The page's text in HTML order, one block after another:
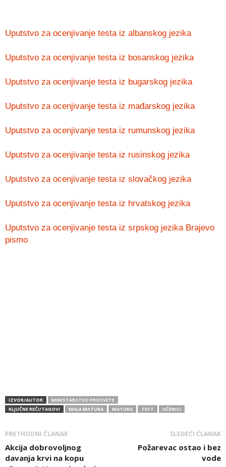
Uputstvo za ocenjivanje testa iz albanskog jezika
Uputstvo za ocenjivanje testa iz bosanskog jezika
Uputstvo za ocenjivanje testa iz bugarskog jezika
Uputstvo za ocenjivanje testa iz mađarskog jezika
Uputstvo za ocenjivanje testa iz rumunskog jezika
Uputstvo za ocenjivanje testa iz rusinskog jezika
Uputstvo za ocenjivanje testa iz slovačkog jezika
Uputstvo za ocenjivanje testa iz hrvatskog jezika
Uputstvo za ocenjivanje testa iz srpskog jezika Brajevo
pismo
IZVOR/AUTOR
MINISTARSTVO PROSVETE
KLJUČNE REČI/TAGOVI
MALA MATURA MATURA TEST UČENICI
PRETHODNI ČLANAK
Akcija dobrovoljnog
davanja krvi na kopu
SLEDEĆI ČLANAK
Požarevac ostao i bez
vode